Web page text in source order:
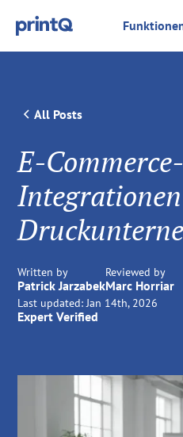
All Posts
E-Commerce-
Written by
Patrick Jarzabek
Reviewed by
Marc Horriar
Last updated: Jan 14th, 2026
Expert Verified